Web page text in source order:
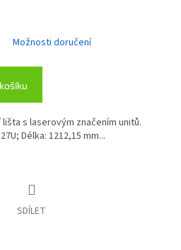
Možnosti doručení
lišta s laserovým značením unitů.
Délka: 1212,15 mm...
SDÍLET